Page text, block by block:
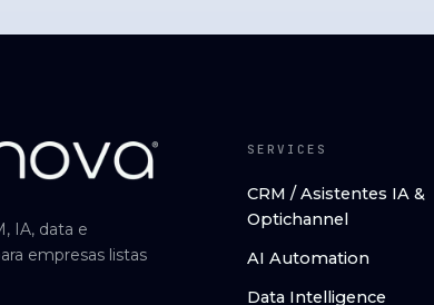
IA, data e
empresas listas
SERVICES
CRM / Asistentes IA &
Optichannel
AI Automation
Data Intelligence